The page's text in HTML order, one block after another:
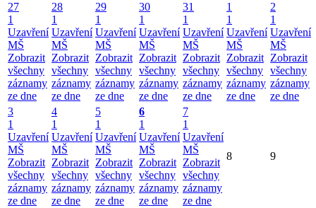
27
1
Uzavření
MŠ
Zobrazit
všechny
záznamy
ze dne
28
1
Uzavření
MŠ
Zobrazit
všechny
záznamy
ze dne
29
1
Uzavření
MŠ
Zobrazit
všechny
záznamy
ze dne
30
1
Uzavření
MŠ
Zobrazit
všechny
záznamy
ze dne
31
1
Uzavření
MŠ
Zobrazit
všechny
záznamy
ze dne
1
1
Uzavření
MŠ
Zobrazit
všechny
záznamy
ze dne
2
1
Uzavření
MŠ
Zobrazit
všechny
záznamy
ze dne
3
1
Uzavření
MŠ
Zobrazit
všechny
záznamy
ze dne
4
1
Uzavření
MŠ
Zobrazit
všechny
záznamy
ze dne
5
1
Uzavření
MŠ
Zobrazit
všechny
záznamy
ze dne
6
1
Uzavření
MŠ
Zobrazit
všechny
záznamy
ze dne
7
1
Uzavření
MŠ
Zobrazit
všechny
záznamy
ze dne
8 9